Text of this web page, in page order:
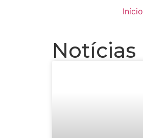
Início
Notícias